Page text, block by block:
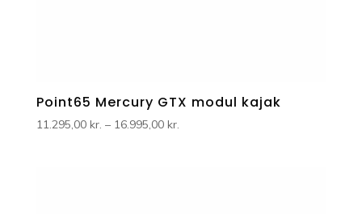
Point65 Mercury GTX modul kajak
11.295,00 kr. – 16.995,00 kr.